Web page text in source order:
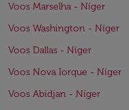
Voos Marselha - Níger
Voos Washington - Níger
Voos Dallas - Níger
Voos Nova Iorque - Níger
Voos Abidjan - Níger